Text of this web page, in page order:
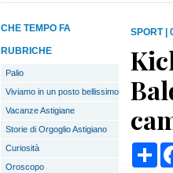
CHE TEMPO FA
RUBRICHE
Palio
Viviamo in un posto bellissimo
Vacanze Astigiane
Storie di Orgoglio Astigiano
Curiosità
Oroscopo
SPORT|